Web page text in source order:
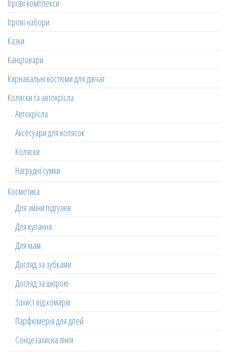
Ігрові комплекси
Ігрові набори
Казки
Канцтовари
Карнавальні костюми для дівчат
Коляски та автокрісла
Автокрісла
Аксесуари для колясок
Коляски
Нагрудні сумки
Косметика
Для зміни підгузків
Для купання
Для мам
Догляд за зубками
Догляд за шкірою
Захист від комарів
Парфюмерія для дітей
Сонцезахисна лінія